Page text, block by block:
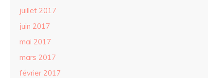
juillet 2017
juin 2017
mai 2017
mars 2017
février 2017